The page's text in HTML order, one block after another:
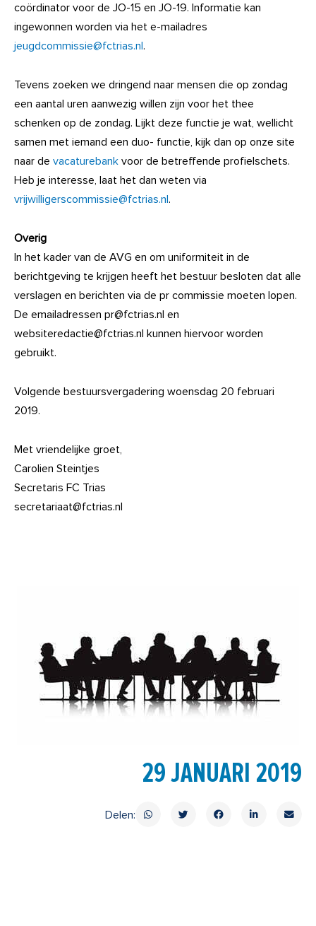
coördinator voor de JO-15 en JO-19. Informatie kan
ingewonnen worden via het e-mailadres
jeugdcommissie@fctrias.nl.
Tevens zoeken we dringend naar mensen die op zondag
een aantal uren aanwezig willen zijn voor het thee
schenken op de zondag. Lijkt deze functie je wat, wellicht
samen met iemand een duo- functie, kijk dan op onze site
naar de vacaturebank voor de betreffende profielschets.
Heb je interesse, laat het dan weten via
vrijwilligerscommissie@fctrias.nl.
Overig
In het kader van de AVG en om uniformiteit in de
berichtgeving te krijgen heeft het bestuur besloten dat alle
verslagen en berichten via de pr commissie moeten lopen.
De emailadressen pr@fctrias.nl en
websiteredactie@fctrias.nl kunnen hiervoor worden
gebruikt.
Volgende bestuursvergadering woensdag 20 februari
2019.
Met vriendelijke groet,
Carolien Steintjes
Secretaris FC Trias
secretariaat@fctrias.nl
29 JANUARI 2019
Delen: